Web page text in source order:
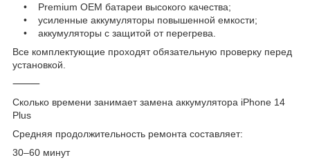
• Premium OEM батареи высокого качества;
• усиленные аккумуляторы повышенной емкости;
• аккумуляторы с защитой от перегрева.
Все комплектующие проходят обязательную проверку перед
установкой.
⸻
Сколько времени занимает замена аккумулятора iPhone 14
Plus
Средняя продолжительность ремонта составляет:
30–60 минут